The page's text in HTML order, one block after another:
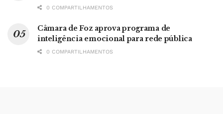
0 COMPARTILHAMENTOS
Câmara de Foz aprova programa de
inteligência emocional para rede pública
0 COMPARTILHAMENTOS